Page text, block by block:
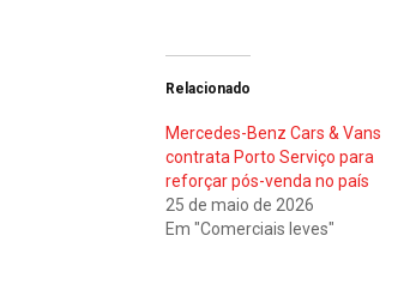
Relacionado
Mercedes-Benz Cars & Vans
contrata Porto Serviço para
reforçar pós-venda no país
25 de maio de 2026
Em "Comerciais leves"